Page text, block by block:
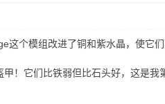
这个模组改进了铜和紫水晶，使它
！它们比铁弱但比石头好，这是我